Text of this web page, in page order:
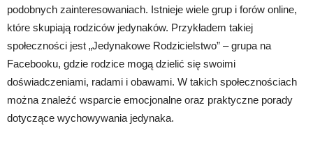
podobnych zainteresowaniach. Istnieje wiele grup i forów online,
które skupiają rodziców jedynaków. Przykładem takiej
społeczności jest „Jedynakowe Rodzicielstwo” – grupa na
Facebooku, gdzie rodzice mogą dzielić się swoimi
doświadczeniami, radami i obawami. W takich społecznościach
można znaleźć wsparcie emocjonalne oraz praktyczne porady
dotyczące wychowywania jedynaka.